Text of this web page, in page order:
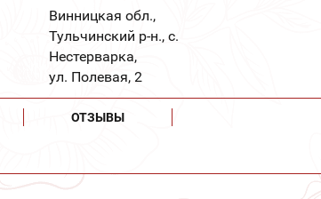
Винницкая обл.,
Тульчинский р-н., с.
Нестерварка,
ул. Полевая, 2
ОТЗЫВЫ